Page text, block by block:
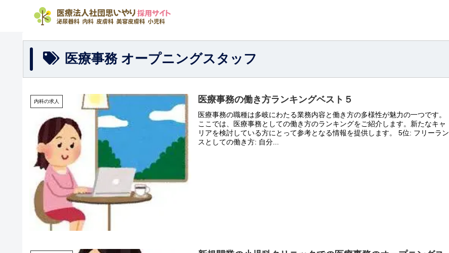
医療事務 オープニングスタッフ
内科の求人 医療事務の働き方ランキングベスト５
医療事務の職種は多岐にわたる業務内容と働き方の多様性が魅力の一つです。
ここでは、医療事務としての働き方のランキングをご紹介します。新たなキャ
リアを検討している方にとって参考となる情報を提供します。 5位: フリーラン
スとしての働き方: 自分...